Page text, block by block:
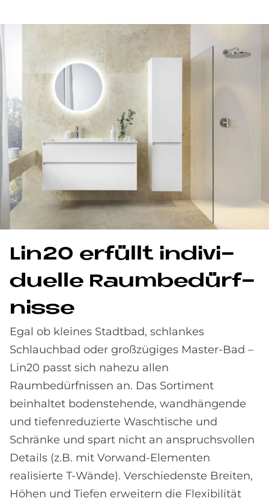
Lin20 er­fül­lt in­di­vi­
du­el­le Raum­be­dürf­
nis­se
Egal ob kleines Stadtbad, schlankes
Schlauchbad oder großzügiges Master-Bad –
Lin20 passt sich nahezu allen
Raumbedürfnissen an. Das Sortiment
beinhaltet bodenstehende, wandhängende
und tiefenreduzierte Waschtische und
Schränke und spart nicht an anspruchsvollen
Details (z.B. mit Vorwand-Elementen
realisierte T-Wände). Verschiedenste Breiten,
Höhen und Tiefen erweitern die Flexibilität